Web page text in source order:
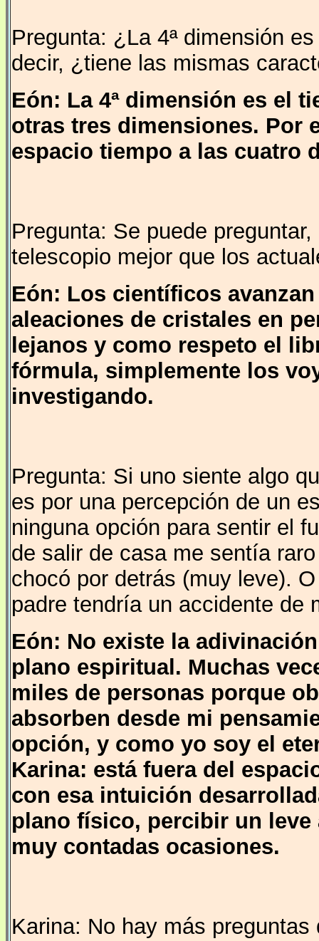
Pregunta: ¿La 4ª dimensión
decir, ¿tiene las mismas
Eón: La 4ª dimensión es el
otras tres dimensiones. Por
espacio tiempo a las cuatro
Pregunta: Se puede
telescopio mejor que los
Eón: Los científicos
aleaciones de cristales en
lejanos y como respeto el
fórmula, simplemente los
investigando.
Pregunta: Si uno siente algo
es por una percepción de un
ninguna opción para sentir el
de salir de casa me sentía
chocó por detrás (muy leve).
padre tendría un accidente de
Eón: No existe la
plano espiritual. Muchas
miles de personas porque
absorben desde mi
opción, y como yo soy el
Karina: está fuera del
con esa intuición
plano físico, percibir un leve
muy contadas ocasiones.
Karina: No hay más preguntas